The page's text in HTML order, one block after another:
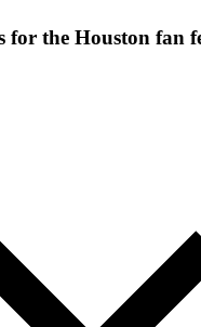
for the Houston fan